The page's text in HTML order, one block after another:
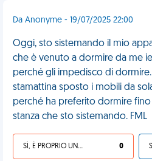
Da Anonyme - 19/07/2025 22:00
Oggi, sto sistemando il mio
che è venuto a dormire da me
perché gli impedisco di dormire.
stamattina sposto i mobili da
perché ha preferito dormire fino
stanza che sto sistemando. FML
SÌ, È PROPRIO UNA VDM! 0